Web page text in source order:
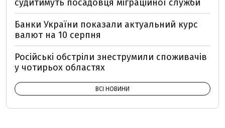
судитимуть посадовця міграційної служби
Банки України показали актуальний курс
валют на 10 серпня
Російські обстріли знеструмили споживачів
у чотирьох областях
ВСІ НОВИНИ